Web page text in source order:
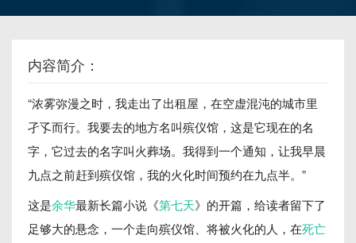
内容简介：
“浓雾弥漫之时，我走出了出租屋，在空虚混沌的城市里
孑孓而行。我要去的地方名叫殡仪馆，这是它现在的名
字，它过去的名字叫火葬场。我得到一个通知，让我早晨
九点之前赶到殡仪馆，我的火化时间预约在九点半。”
这是余华最新长篇小说《第七天》的开篇，给读者留下了
足够大的悬念，一个走向殡仪馆、将被火化的人，在死亡